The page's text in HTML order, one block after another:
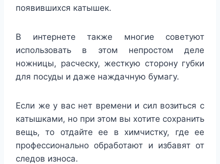
появившихся катышек.
В интернете также многие советуют
использовать в этом непростом деле
ножницы, расческу, жесткую сторону губки
для посуды и даже наждачную бумагу.
Если же у вас нет времени и сил возиться с
катышками, но при этом вы хотите сохранить
вещь, то отдайте ее в химчистку, где ее
профессионально обработают и избавят от
следов износа.